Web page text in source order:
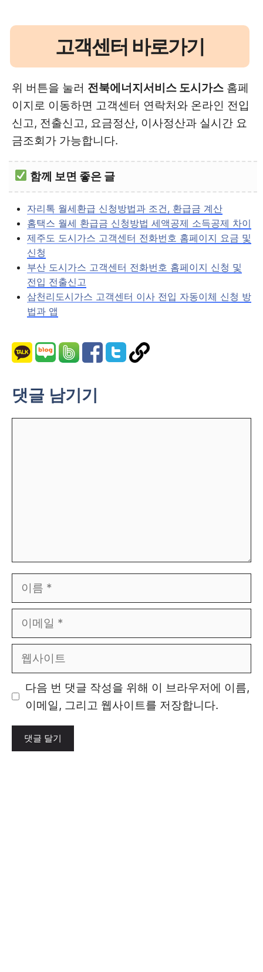
고객센터 바로가기
위 버튼을 눌러 전북에너지서비스 도시가스 홈페
이지로 이동하면 고객센터 연락처와 온라인 전입
신고, 전출신고, 요금정산, 이사정산과 실시간 요
금조회가 가능합니다.
함께 보면 좋은 글
자리톡 월세환급 신청방법과 조건, 환급금 계산
홈택스 월세 환급금 신청방법 세액공제 소득공제 차이
제주도 도시가스 고객센터 전화번호 홈페이지 요금 및
신청
부산 도시가스 고객센터 전화번호 홈페이지 신청 및
전입 전출신고
삼천리도시가스 고객센터 이사 전입 자동이체 신청 방
법과 앱
댓글 남기기
트
다음 번 댓글 작성을 위해 이 브라우저에 이름,
이메일, 그리고 웹사이트를 저장합니다.